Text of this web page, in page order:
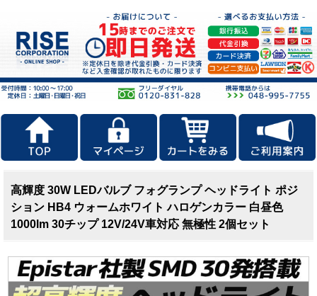
高輝度 30W LEDバルブ フォグランプ ヘッドライト ポジ
ション HB4 ウォームホワイト ハロゲンカラー 白昼色
1000lm 30チップ 12V/24V車対応 無極性 2個セット